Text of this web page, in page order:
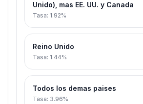
Unido), mas EE. UU. y Canada
Tasa: 1.92%
Reino Unido
Tasa: 1.44%
Todos los demas paises
Tasa: 3.96%